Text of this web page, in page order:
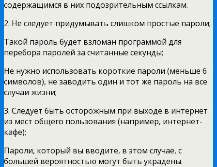
содержащимся в них подозрительным ссылкам.
2. Не следует придумывать слишком простые пароли;
Такой пароль будет взломан программой для
перебора паролей за считанные секунды;
Не нужно использовать короткие пароли (меньше 6
символов), не заводить один и тот же пароль на все
случаи жизни;
3. Следует быть осторожным при выходе в интернет
из мест общего пользования (например, интернет-
кафе);
Пароли, который вы вводите, в этом случае, с
большей вероятностью могут быть украдены.